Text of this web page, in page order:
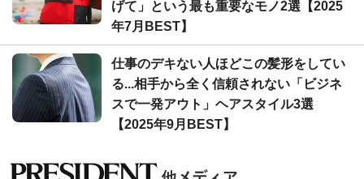
げて」という最も重要なモノ2選【2025
年7月BEST】
仕事のデキない人ほどこの髪形をしてい
る...相手から全く信頼されない「ビジネ
スで一発アウト」ヘアスタイル3選
【2025年9月BEST】